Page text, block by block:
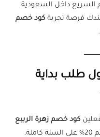
السريع داخل السعودية
فرصة تجربة كود خصم
طلب بداية
كود خصم زهرة الربيع
وتحصلين على خصم 20% على السلة كاملة.